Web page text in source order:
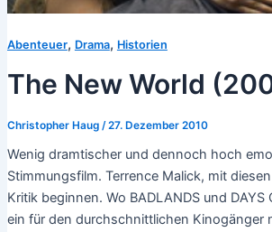
Abenteuer, Drama, Historien
The New World
Christopher Haug /27. Dezember 2010
Wenig dramtischer und dennoch hoch
Stimmungsfilm. Terrence Malick, mit
Kritik beginnen. Wo BADLANDS und DAYS
ein für den durchschnittlichen Kinogänger